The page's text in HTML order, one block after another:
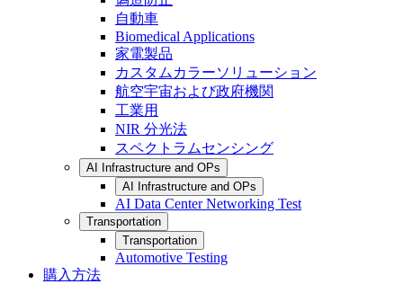
自動車
Biomedical Applications
家電製品
カスタムカラーソリューション
航空宇宙および政府機関
工業用
NIR 分光法
スペクトラムセンシング
AI Infrastructure and OPs
AI Infrastructure and OPs
AI Data Center Networking Test
Transportation
Transportation
Automotive Testing
購入方法